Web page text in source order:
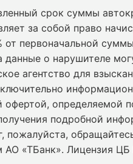
срок суммы
за собой право
от первоначальной
данные о нарушителе
агентство для
офертой, определяемой
подробной
пожалуйста,
АО «ТБанк». Лицензия